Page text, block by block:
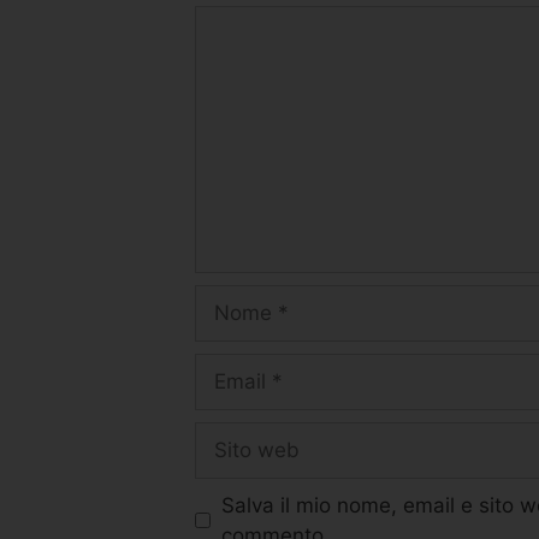
Salva il mio nome, email e sito